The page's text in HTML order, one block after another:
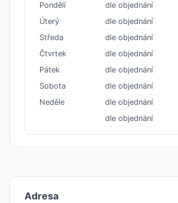
Pondělí
dle objednání
Úterý
dle objednání
Středa
dle objednání
Čtvrtek
dle objednání
Pátek
dle objednání
Sobota
dle objednání
Neděle
dle objednání
dle objednání
Adresa